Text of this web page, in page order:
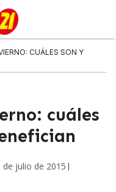
CUÁLES SON Y
cuáles
julio de 2015